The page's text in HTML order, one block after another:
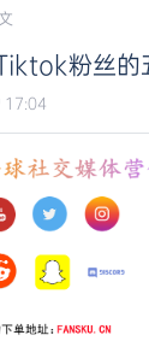
粉丝的
17:04